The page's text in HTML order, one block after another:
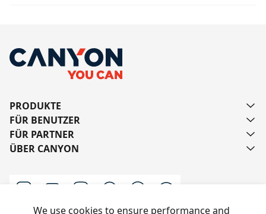
PRODUKTE
FÜR BENUTZER
FÜR PARTNER
ÜBER CANYON
We use cookies to ensure performance and